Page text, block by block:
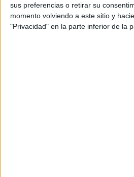
sus preferencias o retirar su
momento volviendo a este sitio y
"Privacidad" en la parte inferior de la
El año pasado, fallecieron 31
resultaron heridas graves en